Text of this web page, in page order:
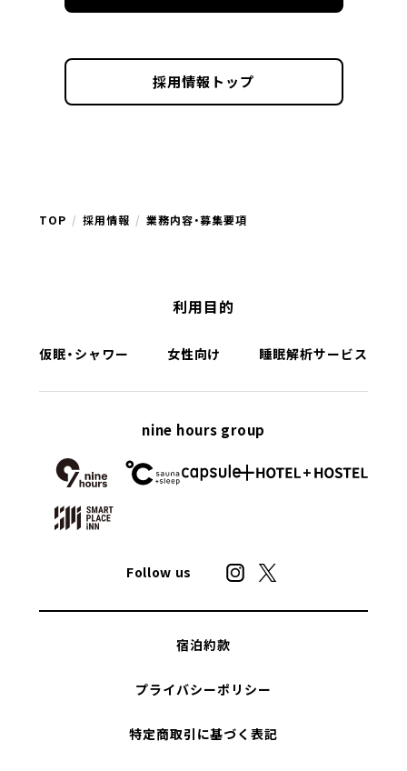
採用情報トップ
TOP 採用情報 業務内容・募集要項
利用目的
仮眠・シャワー 女性向け 睡眠解析サービス
nine hours group
Follow us
宿泊約款
プライバシーポリシー
特定商取引に基づく表記